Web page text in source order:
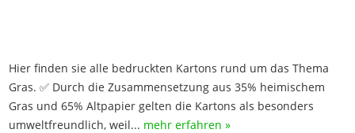
Hier finden sie alle bedruckten Kartons rund um das Thema
Gras. ✅ Durch die Zusammensetzung aus 35% heimischem
Gras und 65% Altpapier gelten die Kartons als besonders
umweltfreundlich, weil... mehr erfahren »